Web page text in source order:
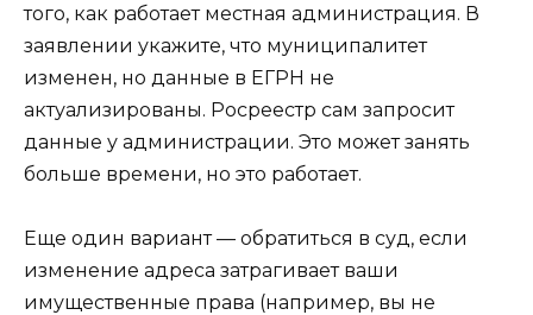
того, как работает местная администрация. В
заявлении укажите, что муниципалитет
изменен, но данные в ЕГРН не
актуализированы. Росреестр сам запросит
данные у администрации. Это может занять
больше времени, но это работает.
Еще один вариант — обратиться в суд, если
изменение адреса затрагивает ваши
имущественные права (например, вы не